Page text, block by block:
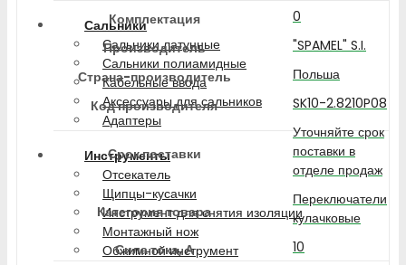
Сальники
Сальники латунные
Сальники полиамидные
Кабельные ввода
Аксессуары для сальников
Адаптеры
Инструменты
Отсекатель
Щипцы-кусачки
Инструмент для снятия изоляции
Монтажный нож
Обжимной инструмент
Комплектация
0
Производитель
"SPAMEL" S.I.
Страна-производитель
Польша
Код производителя
SK10-2.8210P08
Срок поставки
Уточняйте срок
поставки в
отделе продаж
Категория товара
Переключатели
кулачковые
Сила тока, А
10